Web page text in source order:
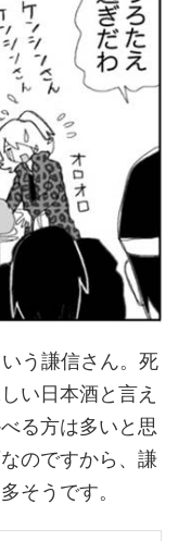
う謙信さん。死
い日本酒と言え
る方は多いと思
のですから、謙
そうです。